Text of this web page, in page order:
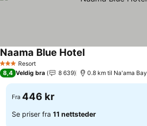
3 StjernerResort
Naama Blue Hotel
8,4 Veldig bra 8 639 0.8 km til Na'ama Bay
Fra 446 kr
Se priser fra 11 nettsteder